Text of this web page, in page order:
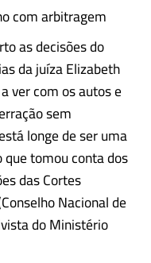
com arbitragem
as decisões do
da juíza Elizabeth
ver com os autos e
sem
longe de ser uma
tomou conta dos
das Cortes
Nacional de
do Ministério